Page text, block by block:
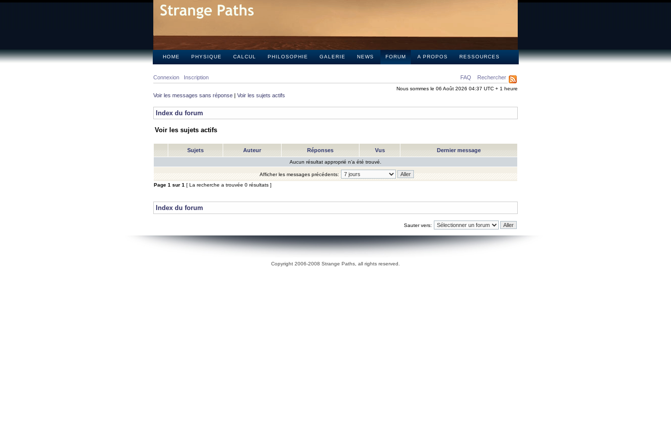
HOME PHYSIQUE CALCUL PHILOSOPHIE GALERIE NEWS FORUM A PROPOS RESSOURCES
FAQ Rechercher
Connexion Inscription
Nous sommes le 06 Août 2026 04:37 UTC + 1 heure
Voir les messages sans réponse | Voir les sujets actifs
Index du forum
Voir les sujets actifs
Sujets Auteur Réponses Vus Dernier message
Aucun résultat approprié n’a été trouvé.
Afficher les messages précédents:
Page 1 sur 1 [ La recherche a trouvée 0 résultats ]
Index du forum
Sauter vers:
Copyright 2006-2008 Strange Paths, all rights reserved.